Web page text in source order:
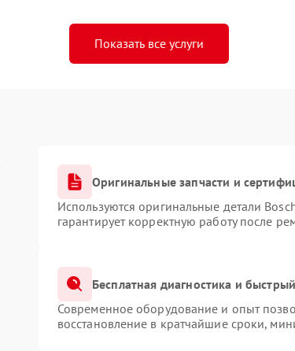
Показать все услуги
Оригинальные запчасти и
Используются оригинальные детали
гарантирует корректную работу после
Бесплатная диагностика и
Современное оборудование и опыт
восстановление в кратчайшие сроки,